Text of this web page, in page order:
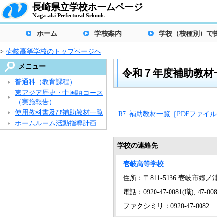
長崎県立学校ホームページ
Nagasaki Prefectural Schools
ホーム 学校案内 学校（校種別）で
> 壱岐高等学校のトップページへ
令和７年度補助教材
R7_補助教材一覧［PDFファイ
学校の連絡先
壱岐高等学校
住所：〒811-5136 壱岐市郷ノ
電話：0920-47-0081(職), 47-
ファクシミリ：0920-47-0082
メニュー
普通科（教育課程）
東アジア歴史・中国語コース
（実施報告）
使用教科書及び補助教材一覧
ホームルーム活動指導計画